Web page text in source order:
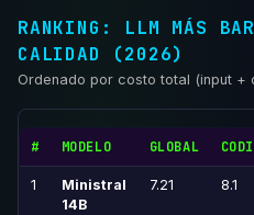
RANKING: LLM MÁS
CALIDAD (2026)
Ordenado por costo total (input +
# MODELO GLOBAL
1
Ministral
14B
7.21 8.1